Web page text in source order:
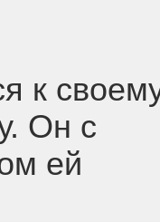
к
Он с
ей